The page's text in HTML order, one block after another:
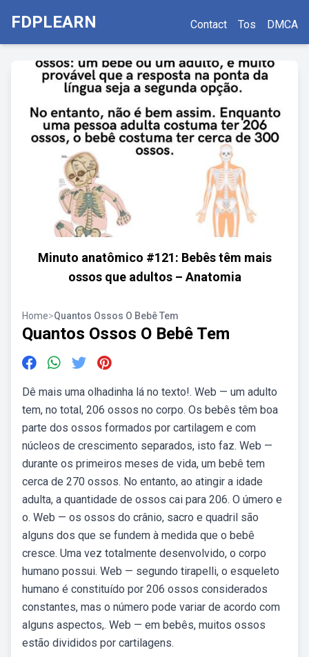
FDPLEARN Contact Tos DMCA
Minuto anatômico #121: Bebês têm mais
ossos que adultos – Anatomia
Home>Quantos Ossos O Bebê Tem
Quantos Ossos O Bebê Tem
Dê mais uma olhadinha lá no texto!. Web — um adulto
tem, no total, 206 ossos no corpo. Os bebês têm boa
parte dos ossos formados por cartilagem e com
núcleos de crescimento separados, isto faz. Web —
durante os primeiros meses de vida, um bebê tem
cerca de 270 ossos. No entanto, ao atingir a idade
adulta, a quantidade de ossos cai para 206. O úmero e
o. Web — os ossos do crânio, sacro e quadril são
alguns dos que se fundem à medida que o bebê
cresce. Uma vez totalmente desenvolvido, o corpo
humano possui. Web — segundo tirapelli, o esqueleto
humano é constituído por 206 ossos considerados
constantes, mas o número pode variar de acordo com
alguns aspectos,. Web — em bebês, muitos ossos
estão divididos por cartilagens.